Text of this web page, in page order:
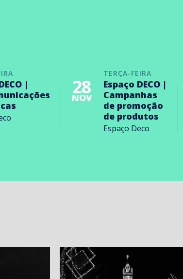
|
TERÇA-FEIRA
28
NOV
Espaço DECO |
Campanhas
de promoção
de produtos
Espaço Deco